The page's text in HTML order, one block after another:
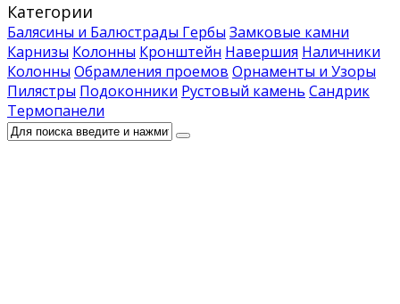
Категории
Балясины и Балюстрады Гербы Замковые камни
Карнизы Колонны Кронштейн Навершия Наличники
Колонны Обрамления проемов Орнаменты и Узоры
Пилястры Подоконники Рустовый камень Сандрик
Термопанели